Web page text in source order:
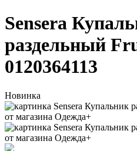
Sensera
раздельный
0120364113
Новинка